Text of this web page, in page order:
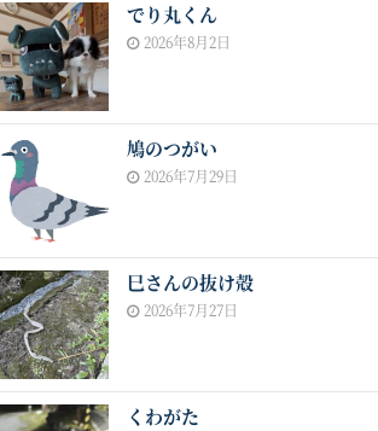
でり丸くん
2026年8月2日
鳩のつがい
2026年7月29日
巳さんの抜け殻
2026年7月27日
くわがた